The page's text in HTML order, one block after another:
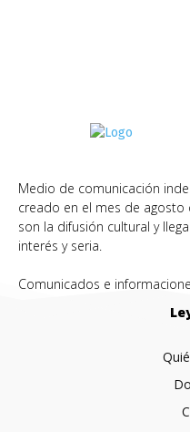
Medio de comunicación
creado en el mes de agosto
son la difusión cultural y
interés y seria.
Comunicados e